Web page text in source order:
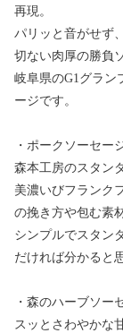
再現。
パリッと音がせず
切ない肉厚の勝負
岐阜県のG1グラン
ージです。
・ポークソーセー
森本工房のスタン
美濃いびフランク
の挽き方や包む素
シンプルでスタン
だければ分かると
・森のハーブソー
スッとさわやかな